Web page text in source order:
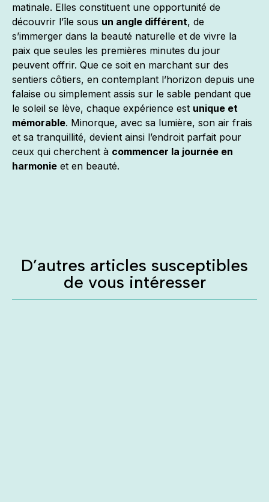
matinale. Elles constituent une opportunité de
découvrir l’île sous un angle différent, de
s’immerger dans la beauté naturelle et de vivre la
paix que seules les premières minutes du jour
peuvent offrir. Que ce soit en marchant sur des
sentiers côtiers, en contemplant l’horizon depuis une
falaise ou simplement assis sur le sable pendant que
le soleil se lève, chaque expérience est unique et
mémorable. Minorque, avec sa lumière, son air frais
et sa tranquillité, devient ainsi l’endroit parfait pour
ceux qui cherchent à commencer la journée en
harmonie et en beauté.
D’autres articles susceptibles
de vous intéresser